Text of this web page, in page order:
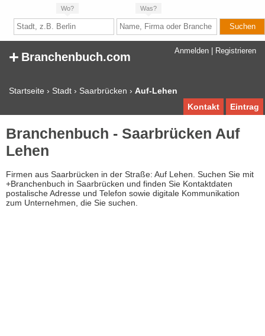
Wo? Was?
Anmelden Registrieren
+ Branchenbuch.com
Startseite › Stadt › Saarbrücken › Auf-Lehen
Eintrag
Kontakt
Branchenbuch - Saarbrücken Auf
Lehen
Firmen aus Saarbrücken in der Straße: Auf Lehen. Suchen Sie mit
+Branchenbuch in Saarbrücken und finden Sie Kontaktdaten
postalische Adresse und Telefon sowie digitale Kommunikation
zum Unternehmen, die Sie suchen.